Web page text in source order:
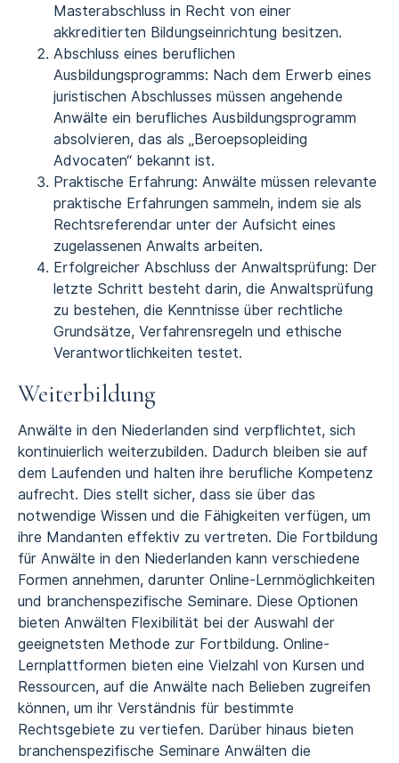
Masterabschluss in Recht von einer
akkreditierten Bildungseinrichtung besitzen.
Abschluss eines beruflichen
Ausbildungsprogramms: Nach dem Erwerb eines
juristischen Abschlusses müssen angehende
Anwälte ein berufliches Ausbildungsprogramm
absolvieren, das als „Beroepsopleiding
Advocaten“ bekannt ist.
Praktische Erfahrung: Anwälte müssen relevante
praktische Erfahrungen sammeln, indem sie als
Rechtsreferendar unter der Aufsicht eines
zugelassenen Anwalts arbeiten.
Erfolgreicher Abschluss der Anwaltsprüfung: Der
letzte Schritt besteht darin, die Anwaltsprüfung
zu bestehen, die Kenntnisse über rechtliche
Grundsätze, Verfahrensregeln und ethische
Verantwortlichkeiten testet.
Weiterbildung
Anwälte in den Niederlanden sind verpflichtet, sich
kontinuierlich weiterzubilden. Dadurch bleiben sie auf
dem Laufenden und halten ihre berufliche Kompetenz
aufrecht. Dies stellt sicher, dass sie über das
notwendige Wissen und die Fähigkeiten verfügen, um
ihre Mandanten effektiv zu vertreten. Die Fortbildung
für Anwälte in den Niederlanden kann verschiedene
Formen annehmen, darunter Online-Lernmöglichkeiten
und branchenspezifische Seminare. Diese Optionen
bieten Anwälten Flexibilität bei der Auswahl der
geeignetsten Methode zur Fortbildung. Online-
Lernplattformen bieten eine Vielzahl von Kursen und
Ressourcen, auf die Anwälte nach Belieben zugreifen
können, um ihr Verständnis für bestimmte
Rechtsgebiete zu vertiefen. Darüber hinaus bieten
branchenspezifische Seminare Anwälten die